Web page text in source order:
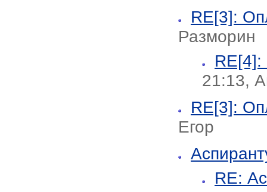
RE[3]:
Разморин
RE[4]:
21:13,
RE[3]:
Егор
RE: